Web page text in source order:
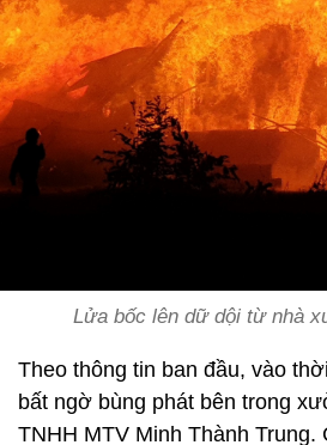
Lửa bốc lên dữ dội từ nhà
Theo thông tin ban đầu, vào
bất ngờ bùng phát bên trong
TNHH MTV Minh Thành